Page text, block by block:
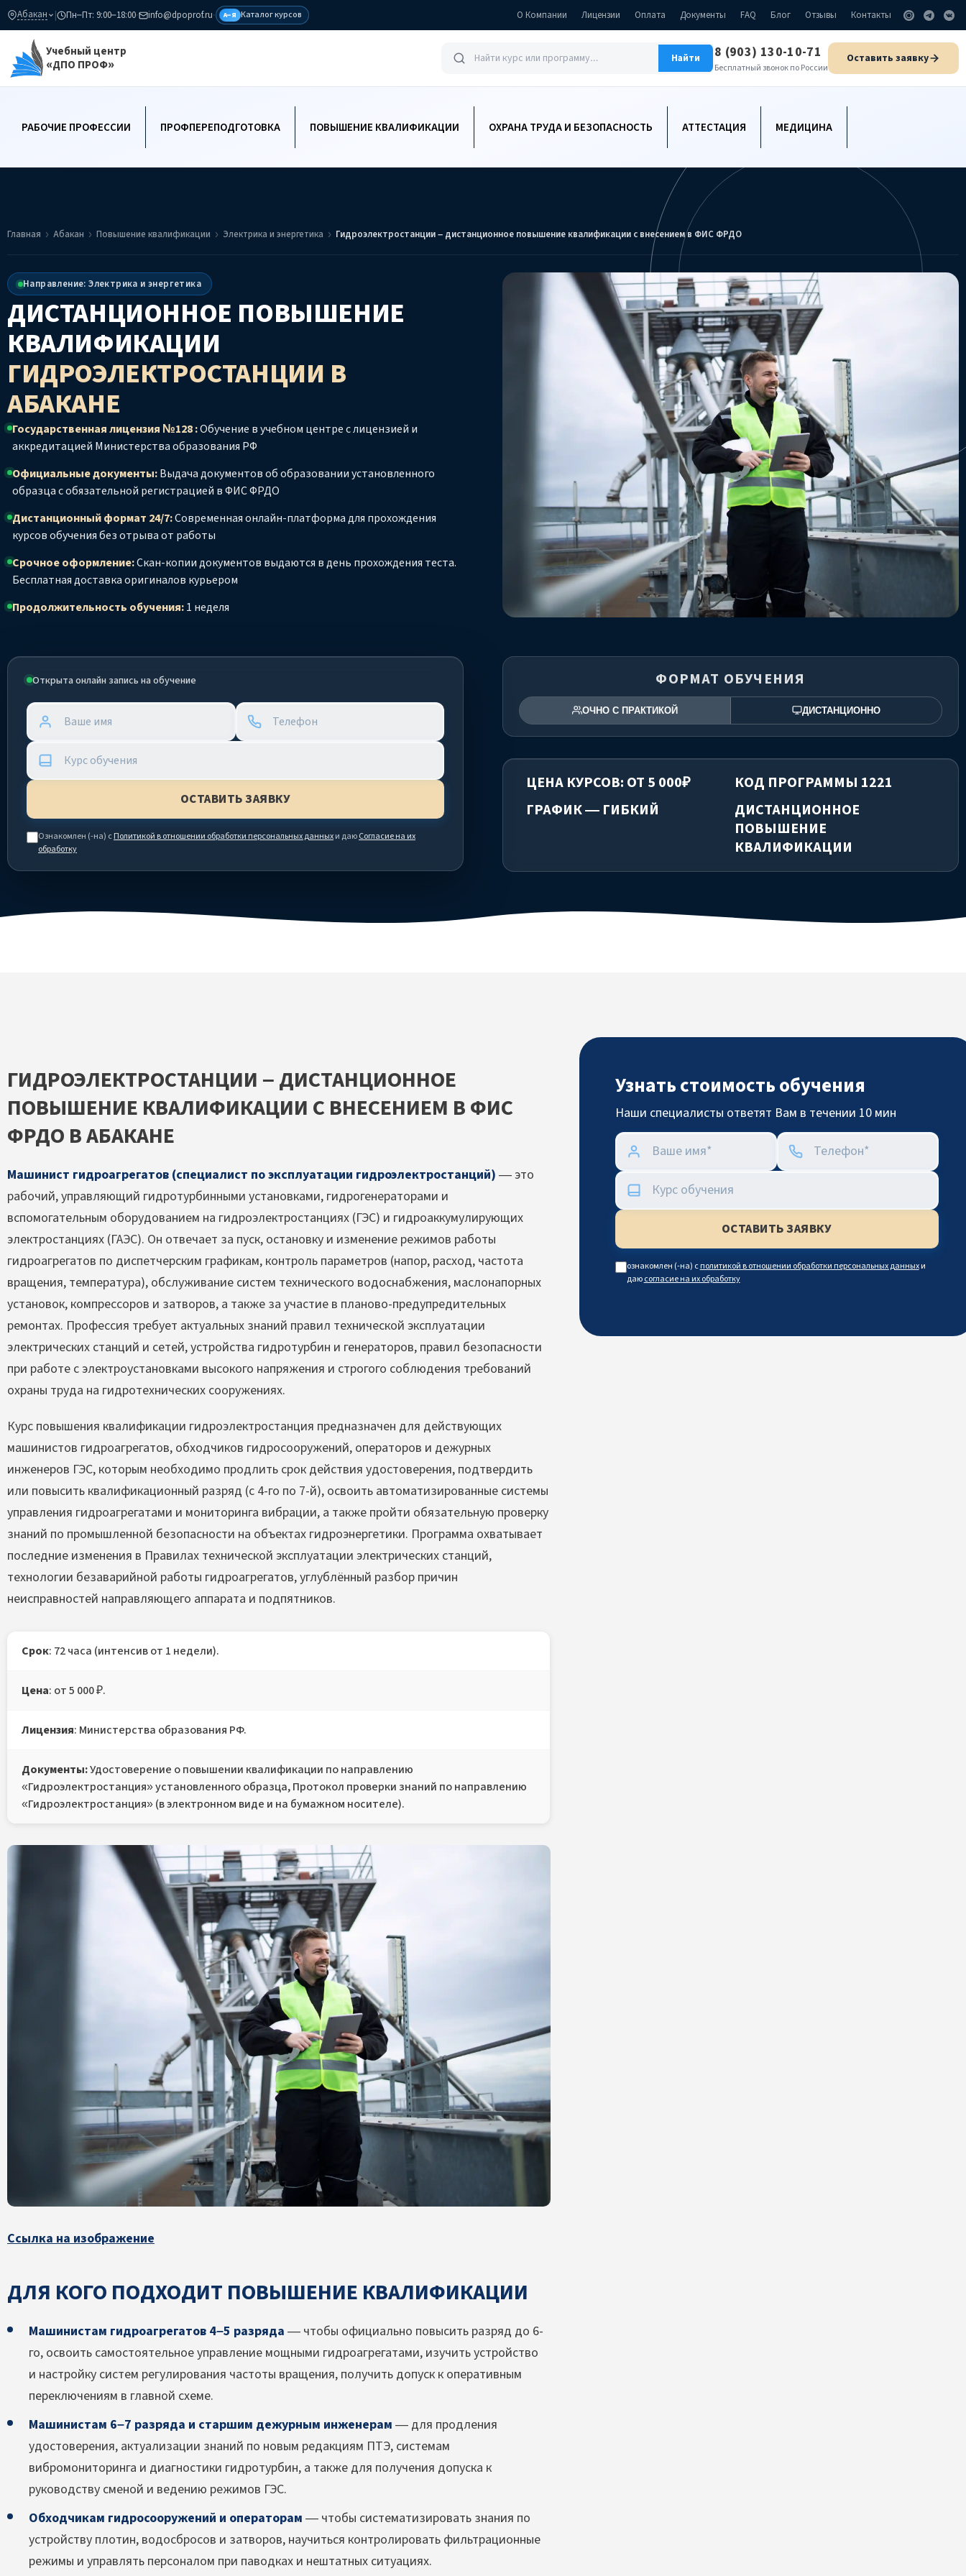
Абакан | Пн–Пт: 9:00–18:00· info@dpoprof.ru· А–Я Каталог курсов О Компании Лицензии Оплата Документы FAQ Блог Отзывы Контакты
Учебный центр
«ДПО ПРОФ»
Найти 8 (903) 130-10-71
Бесплатный звонок по России
Оставить заявку
РАБОЧИЕ ПРОФЕССИИ ПРОФПЕРЕПОДГОТОВКА ПОВЫШЕНИЕ КВАЛИФИКАЦИИ ОХРАНА ТРУДА И БЕЗОПАСНОСТЬ АТТЕСТАЦИЯ МЕДИЦИНА
Главная Абакан Повышение квалификации Электрика и энергетика Гидроэлектростанции – дистанционное повышение квалификации с внесением в ФИС ФРДО
Направление: Электрика и энергетика
ДИСТАНЦИОННОЕ ПОВЫШЕНИЕ
КВАЛИФИКАЦИИ
ГИДРОЭЛЕКТРОСТАНЦИИ В
АБАКАНЕ
Государственная лицензия №128 :Обучение в учебном центре с лицензией и
аккредитацией Министерства образования РФ
Официальные документы:Выдача документов об образовании установленного
образца с обязательной регистрацией в ФИС ФРДО
Дистанционный формат 24/7:Современная онлайн-платформа для прохождения
курсов обучения без отрыва от работы
Срочное оформление:Скан-копии документов выдаются в день прохождения теста.
Бесплатная доставка оригиналов курьером
Продолжительность обучения:1 неделя
Открыта онлайн запись на обучение
Ознакомлен (-на) сПолитикой в отношении обработки персональных данныхи даюСогласие на их
обработку
ФОРМАТ ОБУЧЕНИЯ
ОЧНО С ПРАКТИКОЙ ДИСТАНЦИОННО
ЦЕНА КУРСОВ: ОТ 5 000₽
КОД ПРОГРАММЫ 1221
ГРАФИК — ГИБКИЙ
ДИСТАНЦИОННОЕ
ПОВЫШЕНИЕ
КВАЛИФИКАЦИИ
ГИДРОЭЛЕКТРОСТАНЦИИ – ДИСТАНЦИОННОЕ
ПОВЫШЕНИЕ КВАЛИФИКАЦИИ С ВНЕСЕНИЕМ В ФИС
ФРДО В АБАКАНЕ
Машинист гидроагрегатов (специалист по эксплуатации гидроэлектростанций) — это
рабочий, управляющий гидротурбинными установками, гидрогенераторами и
вспомогательным оборудованием на гидроэлектростанциях (ГЭС) и гидроаккумулирующих
электростанциях (ГАЭС). Он отвечает за пуск, остановку и изменение режимов работы
гидроагрегатов по диспетчерским графикам, контроль параметров (напор, расход, частота
вращения, температура), обслуживание систем технического водоснабжения, маслонапорных
установок, компрессоров и затворов, а также за участие в планово-предупредительных
ремонтах. Профессия требует актуальных знаний правил технической эксплуатации
электрических станций и сетей, устройства гидротурбин и генераторов, правил безопасности
при работе с электроустановками высокого напряжения и строгого соблюдения требований
охраны труда на гидротехнических сооружениях.
Курс повышения квалификации гидроэлектростанция предназначен для действующих
машинистов гидроагрегатов, обходчиков гидросооружений, операторов и дежурных
инженеров ГЭС, которым необходимо продлить срок действия удостоверения, подтвердить
или повысить квалификационный разряд (с 4-го по 7-й), освоить автоматизированные системы
управления гидроагрегатами и мониторинга вибрации, а также пройти обязательную проверку
знаний по промышленной безопасности на объектах гидроэнергетики. Программа охватывает
последние изменения в Правилах технической эксплуатации электрических станций,
технологии безаварийной работы гидроагрегатов, углублённый разбор причин
неисправностей направляющего аппарата и подпятников.
Срок: 72 часа (интенсив от 1 недели).
Цена: от 5 000 ₽.
Лицензия: Министерства образования РФ.
Документы:Удостоверение о повышении квалификации по направлению
«Гидроэлектростанция» установленного образца, Протокол проверки знаний по направлению
«Гидроэлектростанция» (в электронном виде и на бумажном носителе).
Ссылка на изображение
ДЛЯ КОГО ПОДХОДИТ ПОВЫШЕНИЕ КВАЛИФИКАЦИИ
Машинистам гидроагрегатов 4–5 разряда — чтобы официально повысить разряд до 6-
го, освоить самостоятельное управление мощными гидроагрегатами, изучить устройство
и настройку систем регулирования частоты вращения, получить допуск к оперативным
переключениям в главной схеме.
Машинистам 6–7 разряда и старшим дежурным инженерам — для продления
удостоверения, актуализации знаний по новым редакциям ПТЭ, системам
вибромониторинга и диагностики гидротурбин, а также для получения допуска к
руководству сменой и ведению режимов ГЭС.
Обходчикам гидросооружений и операторам — чтобы систематизировать знания по
устройству плотин, водосбросов и затворов, научиться контролировать фильтрационные
режимы и управлять персоналом при паводках и нештатных ситуациях.
Узнать стоимость обучения
Наши специалисты ответят Вам в течении 10 мин
ознакомлен (-на) сполитикой в отношении обработки персональных данныхи
даюсогласие на их обработку